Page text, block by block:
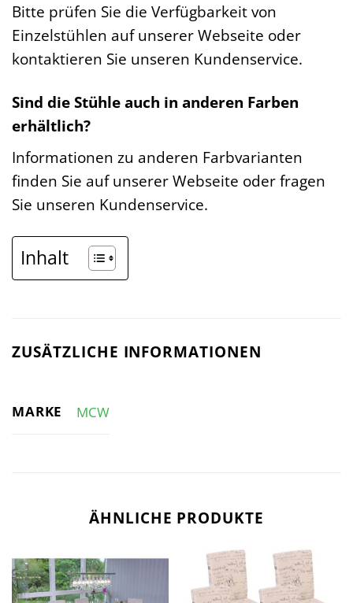
Bitte prüfen Sie die Verfügbarkeit von
Einzelstühlen auf unserer Webseite oder
kontaktieren Sie unseren Kundenservice.
Sind die Stühle auch in anderen Farben
erhältlich?
Informationen zu anderen Farbvarianten
finden Sie auf unserer Webseite oder fragen
Sie unseren Kundenservice.
Inhalt
ZUSÄTZLICHE INFORMATIONEN
MARKE MCW
ÄHNLICHE PRODUKTE